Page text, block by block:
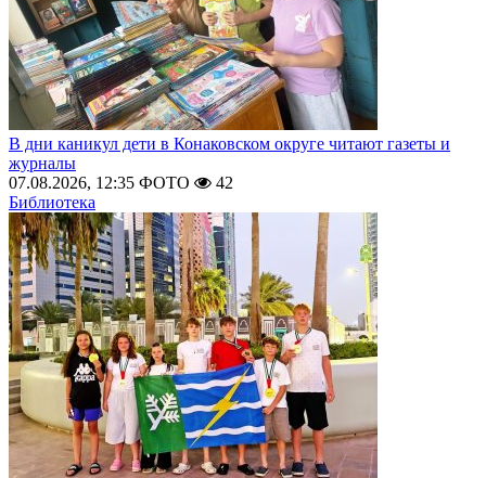
В дни каникул дети в Конаковском округе читают газеты и
журналы
07.08.2026, 12:35 ФОТО
42
Библиотека